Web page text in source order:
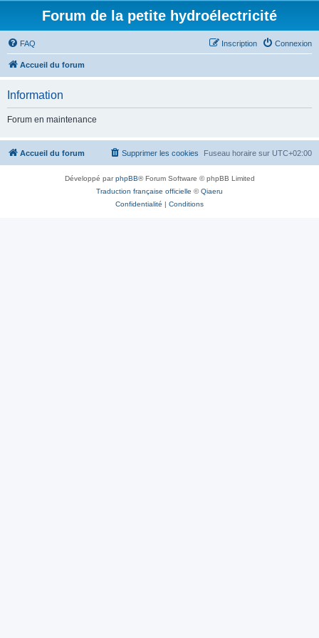
Forum de la petite hydroélectricité
FAQ Connexion
Inscription
Accueil du forum
Information
Forum en maintenance
Accueil du forum Fuseau horaire sur UTC+02:00
Supprimer les cookies
Développé parphpBB® Forum Software © phpBB Limited
Traduction française officielle ©Qiaeru
Confidentialité | Conditions